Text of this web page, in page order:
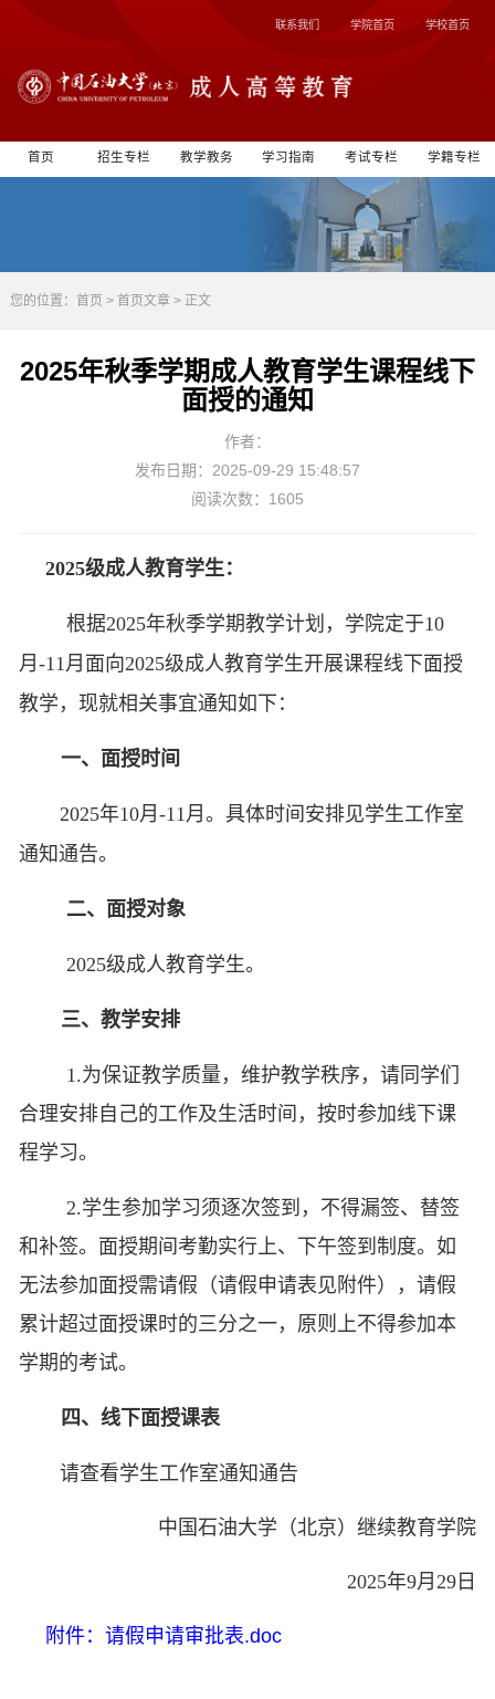
联系我们 学院首页 学校首页
首页 招生专栏 教学教务 学习指南 考试专栏 学籍专栏
您的位置： 首页 > 首页文章 > 正文
2025年秋季学期成人教育学生课程线下
面授的通知
作者：
发布日期：2025-09-29 15:48:57
阅读次数：1605
2025级成人教育学生 ：
根据2025年秋季学期教学计划 ， 学院定于10
月-11 月面向2025级成人教育学生开展课程线下面授
教学，现就相关事宜通知如下：
一、面授时间
2025年10月-11 月。具体时间安排见学生工作室
通知通告。
二、面授对象
2025级成人教育学生。
三、教学安排
1.为保证教学质量，维护教学秩序，请同学们
合理安排自己的工作及生活时间，按时参加线下课
程学习。
2.学生参加学习须逐次签到 ，不得漏签、替签
和补签。面授期间考勤实行上、 下午签到制度。如
无法参加面授需请假（请假申请表见附件），请假
累计超过面授课时的三分之一， 原则上不得参加本
学期的考试。
四、线下面授课表
请查看学生工作室通知通告
中国石油大学（北京）继续教育学院
2025年9月29日
附件：请假申请审批表.doc